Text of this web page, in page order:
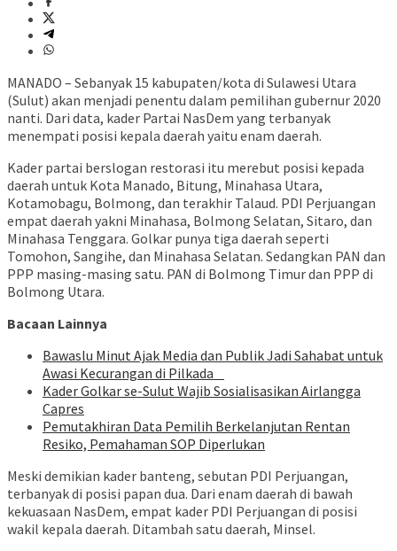
MANADO – Sebanyak 15 kabupaten/kota di Sulawesi Utara
(Sulut) akan menjadi penentu dalam pemilihan gubernur 2020
nanti. Dari data, kader Partai NasDem yang terbanyak
menempati posisi kepala daerah yaitu enam daerah.
Kader partai berslogan restorasi itu merebut posisi kepada
daerah untuk Kota Manado, Bitung, Minahasa Utara,
Kotamobagu, Bolmong, dan terakhir Talaud. PDI Perjuangan
empat daerah yakni Minahasa, Bolmong Selatan, Sitaro, dan
Minahasa Tenggara. Golkar punya tiga daerah seperti
Tomohon, Sangihe, dan Minahasa Selatan. Sedangkan PAN dan
PPP masing-masing satu. PAN di Bolmong Timur dan PPP di
Bolmong Utara.
Bacaan Lainnya
Bawaslu Minut Ajak Media dan Publik Jadi Sahabat untuk
Awasi Kecurangan di Pilkada
Kader Golkar se-Sulut Wajib Sosialisasikan Airlangga
Capres
Pemutakhiran Data Pemilih Berkelanjutan Rentan
Resiko, Pemahaman SOP Diperlukan
Meski demikian kader banteng, sebutan PDI Perjuangan,
terbanyak di posisi papan dua. Dari enam daerah di bawah
kekuasaan NasDem, empat kader PDI Perjuangan di posisi
wakil kepala daerah. Ditambah satu daerah, Minsel.